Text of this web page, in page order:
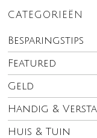
CATEGORIEËN
Besparingstips
Featured
Geld
Handig &
Huis & Tuin